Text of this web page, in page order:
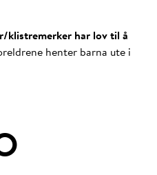
klistremerker har lov til å
henter barna ute i